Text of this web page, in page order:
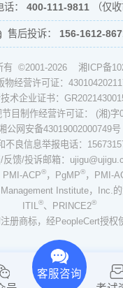
话： 400-111-9811 （仅
售后投诉： 156-1612-
有 ©2001-2026 湘ICP备
物经营许可证：
术企业证书：
节目制作经营许可证： (湘)字
公网安备43019002000749号
不良信息举报电话：
反馈/投诉邮箱：
PMI-ACP®，PgMP®，PMI-
Institute，Inc.
ITIL ®、PRINCE2®
册商标，经PeopleCert授权
客服咨询